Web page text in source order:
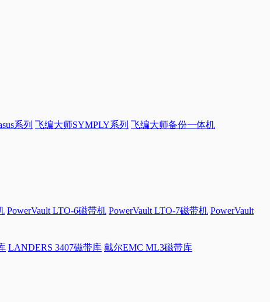
系列 飞编大师SYMPLY系列 飞编大师备份一体机
PowerVault LTO-6磁带机 PowerVault LTO-7磁带机 PowerVault
LANDERS 3407磁带库 戴尔EMC ML3磁带库